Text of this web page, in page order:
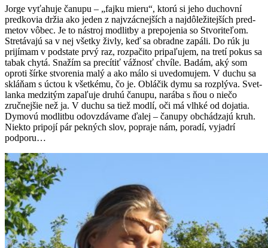
Jorge vyťahu­je čanupu – „fajku mieru“, ktorú si jeho duchovní
pred­kovia držia ako jeden z najvzác­ne­jších a najdôležite­jších pred­
me­tov vôbec. Je to nástroj mod­l­it­by a pre­po­je­nia so Stvoriteľom.
Stretá­va­jú sa v nej všetky živ­ly, keď sa obradne zapáli. Do rúk ju
pri­jí­mam v pod­state prvý raz, roz­pači­to pri­paľu­jem, na tretí pokus sa
tabak chytá. Snažím sa precítiť vážnosť chvíle. Badám, aký som
opro­ti šírke stvore­nia malý a ako málo si uve­do­mu­jem. V duchu sa
skláňam s úctou k všetké­mu, čo je. Obláčik dymu sa roz­plý­va. Svet­
lanka medz­itým zapaľu­je druhú čanupu, nará­ba s ňou o niečo
zručne­jšie než ja. V duchu sa tiež mod­lí, oči má vlhké od doja­tia.
Dymovú mod­l­it­bu odovzdá­vame ďalej – čanupy obchádza­jú kruh.
Niek­to pripo­jí pár pekných slov, popra­je nám, poradí, vyjadrí
podporu…